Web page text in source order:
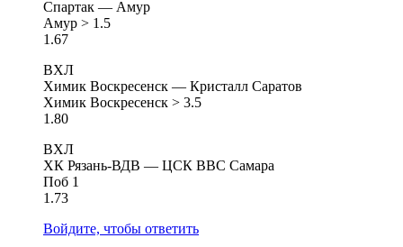
Спартак — Амур
Амур > 1.5
1.67
ВХЛ
Химик Воскресенск — Кристалл Саратов
Химик Воскресенск > 3.5
1.80
ВХЛ
ХК Рязань-ВДВ — ЦСК ВВС Самара
Поб 1
1.73
Войдите, чтобы ответить